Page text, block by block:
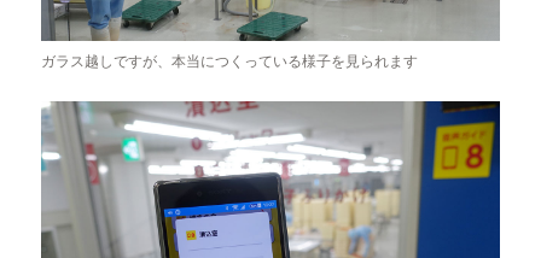
ガラス越しですが、本当につくっている様子を見られます